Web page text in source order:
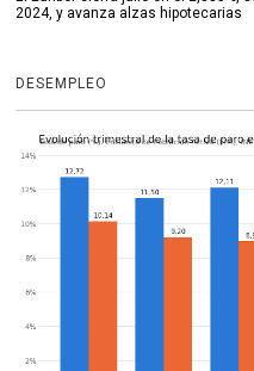
2024, y avanza alzas hipotecarias
DESEMPLEO